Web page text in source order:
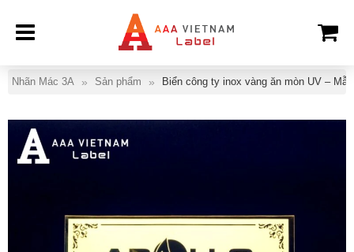
Nhãn Mác 3A Sản phẩm Biển công ty inox vàng ăn mòn UV –